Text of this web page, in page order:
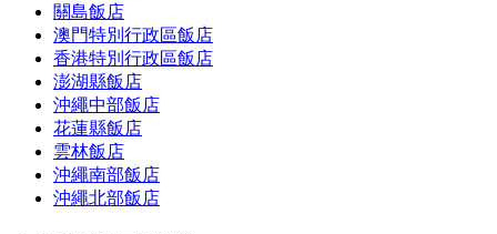
關島飯店
澳門特別行政區飯店
香港特別行政區飯店
澎湖縣飯店
沖繩中部飯店
花蓮縣飯店
雲林飯店
沖繩南部飯店
沖繩北部飯店